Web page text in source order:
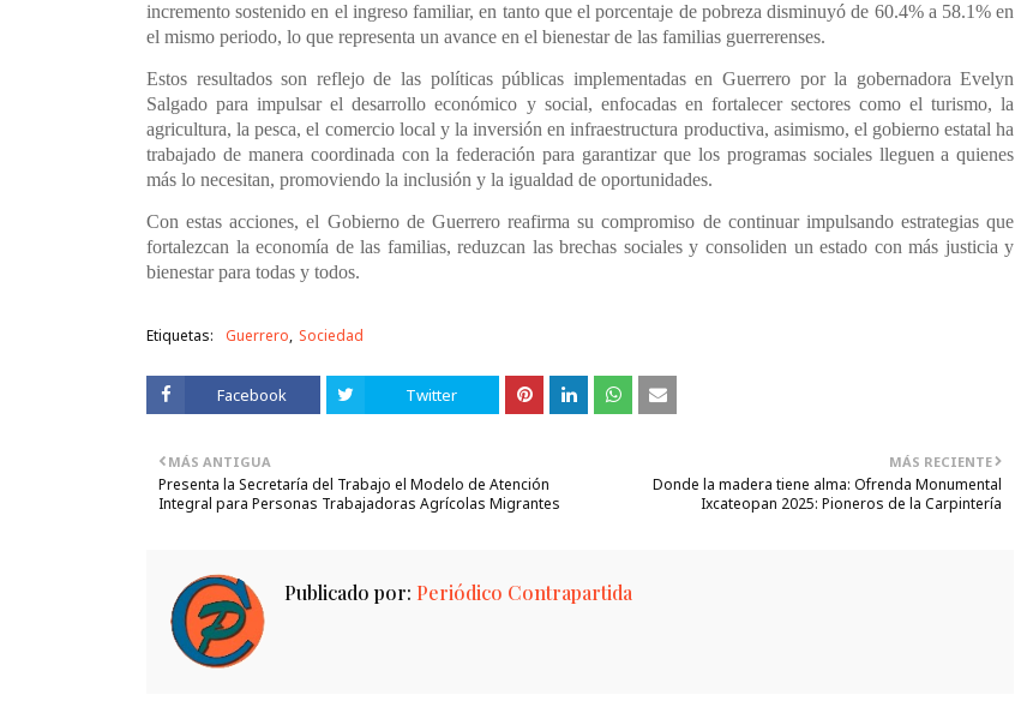
incremento sostenido en el ingreso familiar, en tanto que el porcentaje de pobreza disminuyó de 60.4% a 58.1% en
el mismo periodo, lo que representa un avance en el bienestar de las familias guerrerenses.
Estos resultados son reflejo de las políticas públicas implementadas en Guerrero por la gobernadora Evelyn
Salgado para impulsar el desarrollo económico y social, enfocadas en fortalecer sectores como el turismo, la
agricultura, la pesca, el comercio local y la inversión en infraestructura productiva, asimismo, el gobierno estatal ha
trabajado de manera coordinada con la federación para garantizar que los programas sociales lleguen a quienes
más lo necesitan, promoviendo la inclusión y la igualdad de oportunidades.
Con estas acciones, el Gobierno de Guerrero reafirma su compromiso de continuar impulsando estrategias que
fortalezcan la economía de las familias, reduzcan las brechas sociales y consoliden un estado con más justicia y
bienestar para todas y todos.
Etiquetas: Guerrero Sociedad
Facebook Twitter
MÁS RECIENTE
Donde la madera tiene alma: Ofrenda Monumental
Ixcateopan 2025: Pioneros de la Carpintería
MÁS ANTIGUA
Presenta la Secretaría del Trabajo el Modelo de Atención
Integral para Personas Trabajadoras Agrícolas Migrantes
Publicado por: Periódico Contrapartida